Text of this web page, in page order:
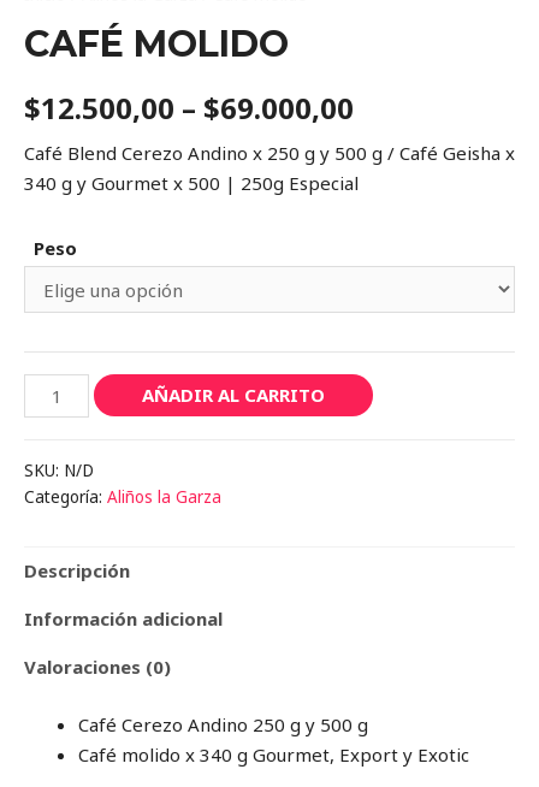
CAFÉ MOLIDO
$12.500,00 – $69.000,00
Café Blend Cerezo Andino x 250 g y 500 g / Café Geisha x
340 g y Gourmet x 500 | 250g Especial
Peso
Café
molido
AÑADIR AL CARRITO
SKU: N/D
Categoría: Aliños la Garza
Descripción
Información adicional
Valoraciones (0)
Café Cerezo Andino 250 g y 500 g
Café molido x 340 g Gourmet, Export y Exotic